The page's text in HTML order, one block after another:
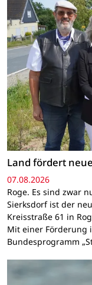
Land fördert
07.08.2026
Roge. Es sind zwar
Sierksdorf ist der
Kreisstraße 61 in
Mit einer Förderung
Bundesprogramm